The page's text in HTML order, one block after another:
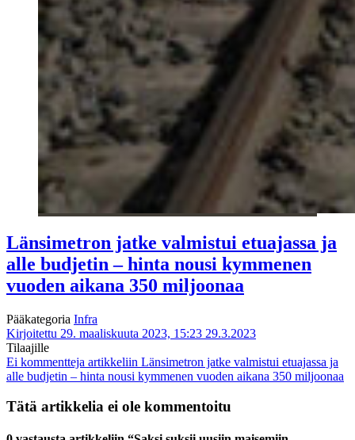
Länsimetron jatke valmistui etuajassa ja
alle budjetin – hinta nousi kymmenen
vuoden aikana 350 miljoonaa
Pääkategoria Infra
Kirjoitettu 29. maaliskuuta 2023, 15:23 29.3.2023
Tilaajille
Ei kommentteja artikkeliin Länsimetron jatke valmistui etuajassa ja
alle budjetin – hinta nousi kymmenen vuoden aikana 350 miljoonaa
Tätä artikkelia ei ole kommentoitu